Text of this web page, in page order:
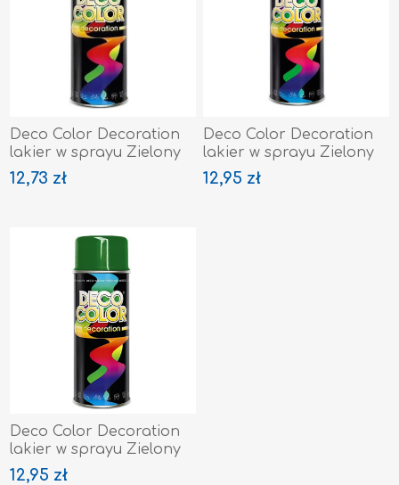
Deco Color Decoration
lakier w sprayu Zielony
Ciemny Ral 6005
12,73 zł
Deco Color Decoration
lakier w sprayu Zielony
Jasny Ral 6018
12,95 zł
Deco Color Decoration
lakier w sprayu Zielony
Ral 6029
12,95 zł